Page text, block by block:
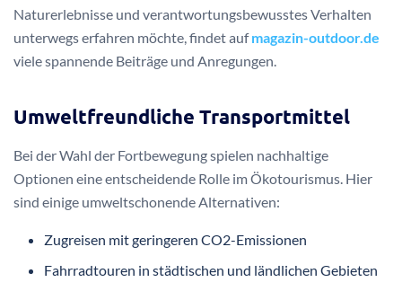
Naturerlebnisse und verantwortungsbewusstes Verhalten
unterwegs erfahren möchte, findet aufmagazin-outdoor.de
viele spannende Beiträge und Anregungen.
Umweltfreundliche Transportmittel
Bei der Wahl der Fortbewegung spielen nachhaltige
Optionen eine entscheidende Rolle im Ökotourismus. Hier
sind einige umweltschonende Alternativen:
Zugreisen mit geringeren CO2-Emissionen
Fahrradtouren in städtischen und ländlichen Gebieten